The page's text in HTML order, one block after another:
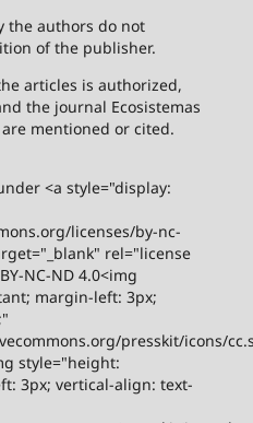
the authors do not
of the publisher.
articles is authorized,
the journal Ecosistemas
mentioned or cited.
<a style="display:
licenses/by-nc-
rel="license
NC-ND 4.0<img
margin-left: 3px;
presskit/icons/
style="height:
3px; vertical-align: text-